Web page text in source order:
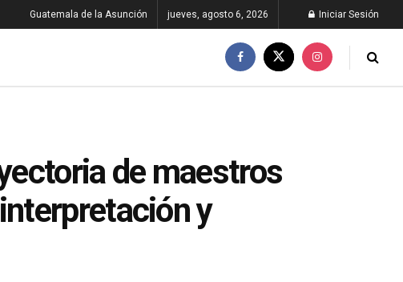
Guatemala de la Asunción jueves, agosto 6, 2026 Iniciar Sesión
de maestros
y